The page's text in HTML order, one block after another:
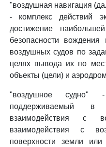
"воздушная навигация
- комплекс действий
достижение
безопасности
воздушных судов по
целях вывода их по
объекты (цели) и
"воздушное судно" -
поддерживаемый
взаимодействия с
взаимодействия с
поверхности земли